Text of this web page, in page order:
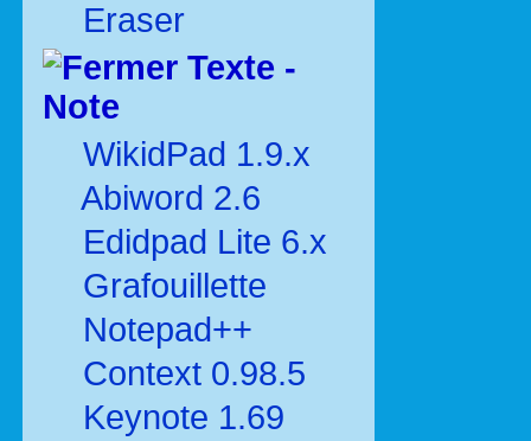
Eraser
Texte -
Note
WikidPad 1.9.x
Abiword 2.6
Edidpad Lite 6.x
Grafouillette
Notepad++
Context 0.98.5
Keynote 1.69